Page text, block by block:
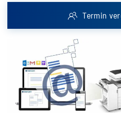
Termin